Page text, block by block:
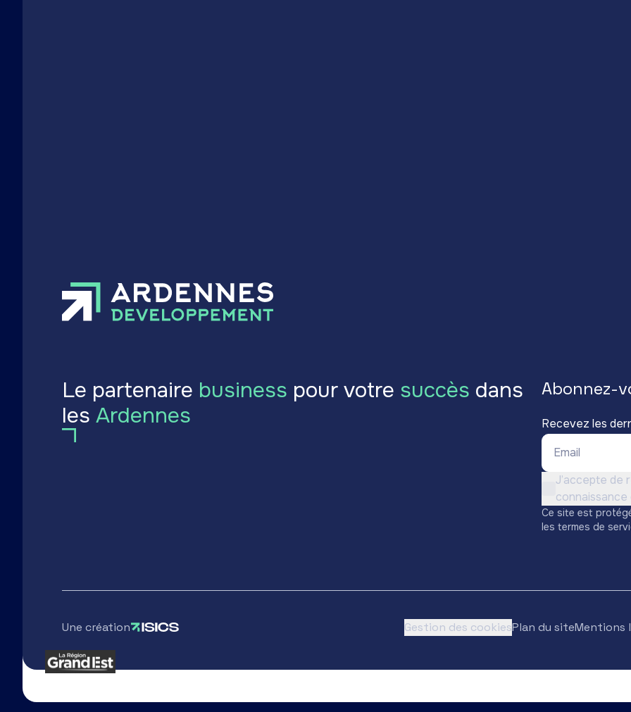
Le partenaire business pour votre succès dans
les Ardennes
Abonnez-
Recevez les
Email *
Conditions
Non cochée
J’accepte de
Ce site est
lestermes de
Une création Gestion des cookiesPlan du siteMentions
Partenaires
Région Grand Est